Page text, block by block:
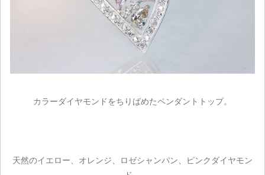
カラーダイヤモンドをちりばめたペンダントトップ。
天然のイエロー、オレンジ、ロゼシャンパン、ピンクダイヤモン